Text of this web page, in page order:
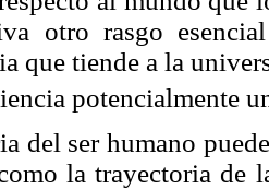
otro rasgo
que tiende a la
potencialmente
del ser humano
la trayectoria de